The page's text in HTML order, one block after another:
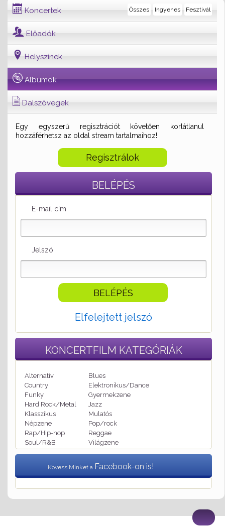
Koncertek Fesztivál
Ingyenes
Összes
Előadók
Helyszínek
Albumok
Dalszövegek
Egy egyszerű regisztrációt követően korlátlanul
hozzáférhetsz az oldal stream tartalmaihoz!
Regisztrálok
BELÉPÉS
E-mail cím
Jelszó
Elfelejtett jelszó
KONCERTFILM KATEGÓRIÁK
Alternatív
Blues
Country
Elektronikus/Dance
Funky
Gyermekzene
Hard Rock/Metal
Jazz
Klasszikus
Mulatós
Népzene
Pop/rock
Rap/Hip-hop
Reggae
Soul/R&B
Világzene
Kövess Minket a Facebook-on is!